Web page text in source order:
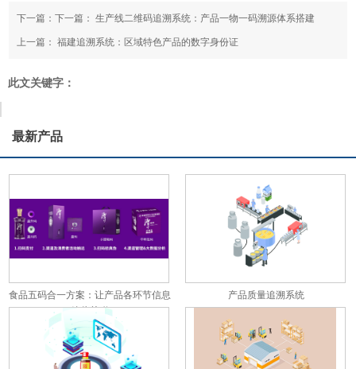
下一篇：下一篇：生产线二维码追溯系统：产品一物一码溯源体系搭建
上一篇：福建追溯系统：区域特色产品的数字身份证
此文关键字：
最新产品
食品五码合一方案：让产品各环节信息
彼此关联
产品质量追溯系统